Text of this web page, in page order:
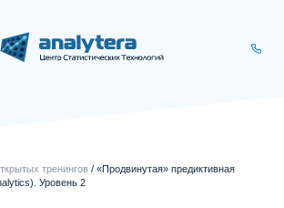
тренингов / «Продвинутая» предиктивная
Уровень 2